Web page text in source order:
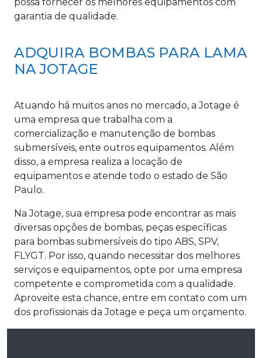
garantia de qualidade.
ADQUIRA BOMBAS PARA LAMA
NA JOTAGE
Atuando há muitos anos no mercado, a Jotage é
uma empresa que trabalha com a
comercialização e manutenção de bombas
submersíveis, ente outros equipamentos. Além
disso, a empresa realiza a locação de
equipamentos e atende todo o estado de São
Paulo.
Na Jotage, sua empresa pode encontrar as mais
diversas opções de bombas, peças específicas
para bombas submersíveis do tipo ABS, SPV,
FLYGT. Por isso, quando necessitar dos melhores
serviços e equipamentos, opte por uma empresa
competente e comprometida com a qualidade.
Aproveite esta chance, entre em contato com um
dos profissionais da Jotage e peça um orçamento.